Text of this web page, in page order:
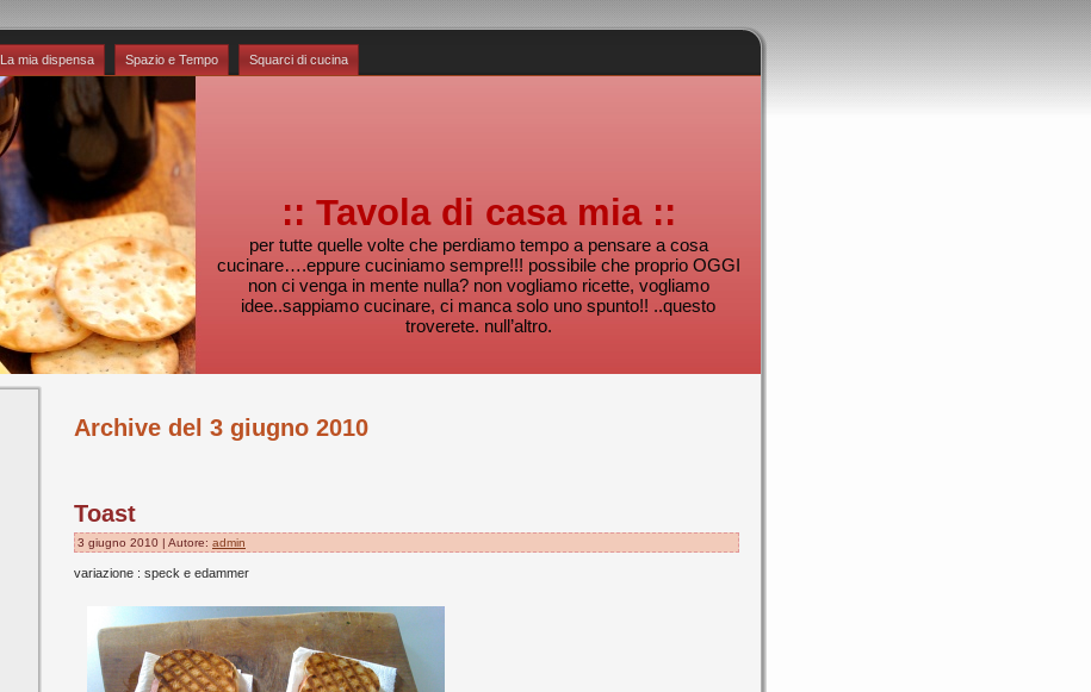
La mia dispensa Spazio e Tempo Squarci di cucina
:: Tavola di casa mia ::
per tutte quelle volte che perdiamo tempo a pensare a cosa
cucinare….eppure cuciniamo sempre!!! possibile che proprio OGGI
non ci venga in mente nulla? non vogliamo ricette, vogliamo
idee..sappiamo cucinare, ci manca solo uno spunto!! ..questo
troverete. null’altro.
Archive del 3 giugno 2010
Toast
3 giugno 2010 | Autore: admin
variazione : speck e edammer